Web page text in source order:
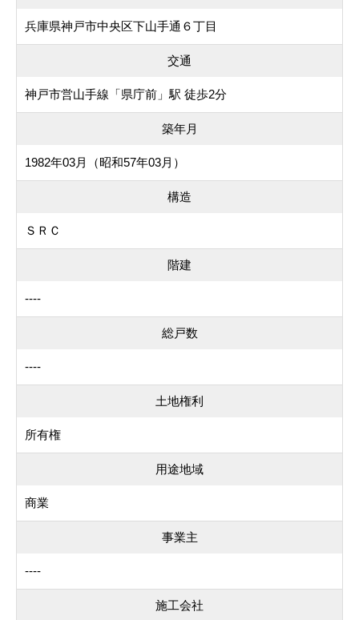
兵庫県神戸市中央区下山手通６丁目
交通
神戸市営山手線「県庁前」駅 徒歩2分
築年月
1982年03月（昭和57年03月）
構造
ＳＲＣ
階建
----
総戸数
----
土地権利
所有権
用途地域
商業
事業主
----
施工会社